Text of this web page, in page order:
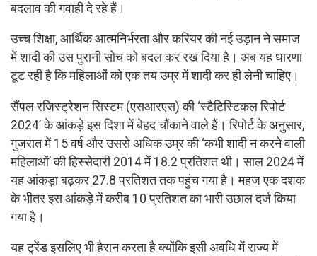
बदलाव की गवाही दे रहे हैं।
उच्च शिक्षा, आर्थिक आत्मनिर्भरता और करियर की नई उड़ान ने समाज
में शादी की उस पुरानी सोच को बदल कर रख दिया है। अब यह धारणा
टूट रही है कि महिलाओं को एक तय उम्र में शादी कर ही लेनी चाहिए।
सैंपल रजिस्ट्रेशन सिस्टम (एसआरएस) की ‘स्टैटिस्टिकल रिपोर्ट
2024’ के आंकड़े इस दिशा में बेहद चौंकाने वाले हैं। रिपोर्ट के अनुसार,
गुजरात में 15 वर्ष और उससे अधिक उम्र की ‘कभी शादी न करने वाली
महिलाओं’ की हिस्सेदारी 2014 में 18.2 प्रतिशत थी। साल 2024 में
यह आंकड़ा बढ़कर 27.8 प्रतिशत तक पहुंच गया है। महज एक दशक
के भीतर इस आंकड़े में करीब 10 प्रतिशत का भारी उछाल दर्ज किया
गया है।
यह ट्रेंड इसलिए भी हैरान करता है क्योंकि इसी अवधि में राज्य में